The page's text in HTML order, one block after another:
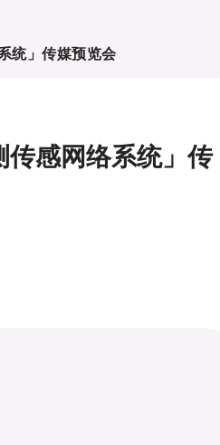
统」传媒预览会
传感网络系统」传